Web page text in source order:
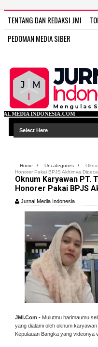
TENTANG DAN REDAKSI JMI
PEDOMAN MEDIA SIBER
Home / Uncategories /
Honorer Pakai BPJS Akhirnya
Oknum Karyawan PT.
Honorer Pakai BPJS
Jurnal Media Indonesia
JMI.Com - Mulutmu harimaumu
yang dialami oleh oknum
Kepulauan Bangka yang videonya